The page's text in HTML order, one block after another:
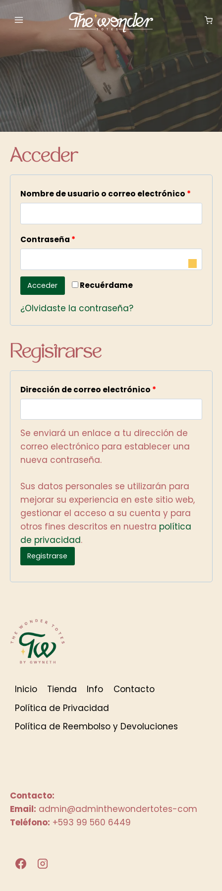
al
contenido
Acceder
Nombre de usuario o correo electrónico *O
i
o
Contraseña *O
g
a
t
i
o
Recuérdame
Acceder
¿Olvidaste la contraseña?
Registrarse
Dirección de correo electrónico *O
i
t
o
r
Se enviará un enlace a tu dirección de
correo electrónico para establecer una
nueva contraseña.
Sus datos personales se utilizarán para
mejorar su experiencia en este sitio web,
gestionar el acceso a su cuenta y para
otros fines descritos en nuestra política
de privacidad.
Registrarse
Inicio Tienda Info
Contacto
Política de Privacidad
Política de Reembolso y Devoluciones
Contacto:
Email: admin@adminthewondertotes-com
Teléfono: +593 99 560 6449